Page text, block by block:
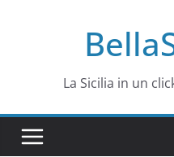
La Sicilia in un